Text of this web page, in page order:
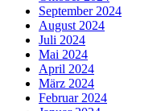
September 2024
August 2024
Juli 2024
Mai 2024
April 2024
März 2024
Februar 2024